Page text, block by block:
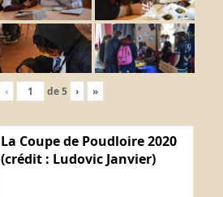
‹ de5 › »
La Coupe de Poudloire 2020
(crédit : Ludovic Janvier)